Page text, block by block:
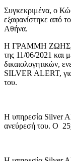
Συγκεκριμένα, ο
εξαφανίστηκε από
Αθήνα.
Η ΓΡΑΜΜΗ ΖΩΗΣ,
της 11/06/2021 και
δικαιολογητικών,
SILVER ALERT,
του.
Η υπηρεσία Silver
ανεύρεσή του. Ο